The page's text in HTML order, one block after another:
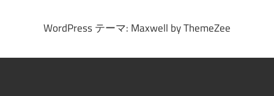
WordPress テーマ: Maxwell by ThemeZee